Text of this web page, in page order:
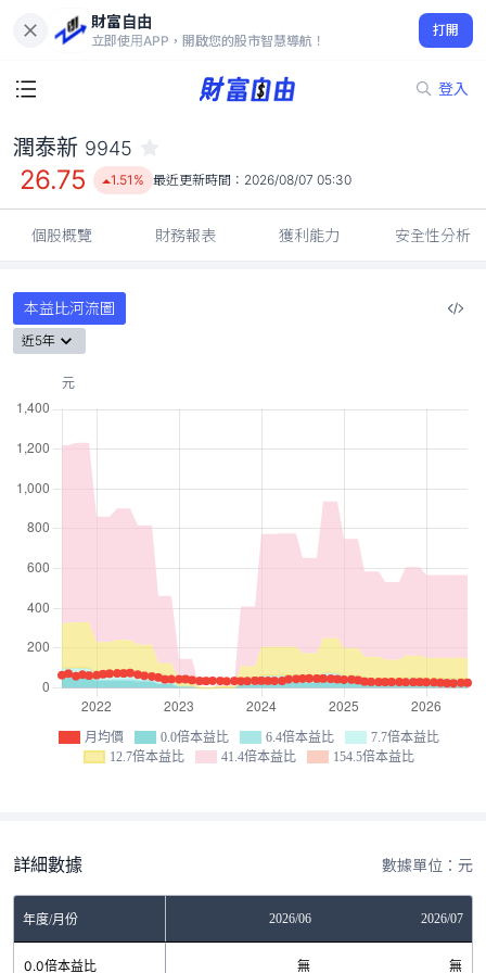
財富自由
立即使用APP，開啟您的股市智慧導航！
打開
登入
26.75
1.51%
潤泰新 9945
26.75 1.51% 最近更新時間： 2026/08/07 05:30
個股概覽 財務報表 獲利能力 安全性分析
本益比河流圖
近5年
月均價 0.0倍本益比 6.4倍本益比
7.7倍本益比
12.7倍本益比
41.4倍本益比 154.5倍本益比
詳細數據 數據單位：元
年度/月份 2026/06 2026/07
0.0倍本益比 無 無